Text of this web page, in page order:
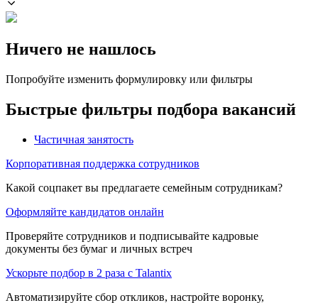
Ничего не нашлось
Попробуйте изменить формулировку или фильтры
Быстрые фильтры подбора вакансий
Частичная занятость
Корпоративная поддержка сотрудников
Какой соцпакет вы предлагаете семейным сотрудникам?
Оформляйте кандидатов онлайн
Проверяйте сотрудников и подписывайте кадровые
документы без бумаг и личных встреч
Ускорьте подбор в 2 раза с Talantix
Автоматизируйте сбор откликов, настройте воронку,